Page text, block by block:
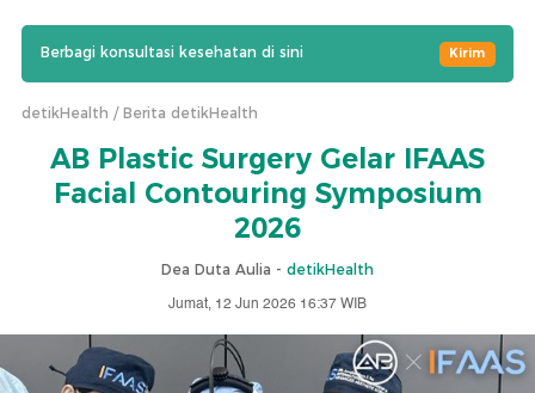
Berbagi konsultasi kesehatan di sini Kirim
detikHealth Berita detikHealth
AB Plastic Surgery Gelar IFAAS
Facial Contouring Symposium
2026
Dea Duta Aulia - detikHealth
Jumat, 12 Jun 2026 16:37 WIB